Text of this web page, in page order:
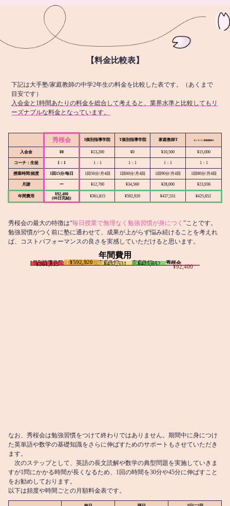
【料金比較表】
下記は大手塾/家庭教師の中学2年生の料金を比較した表です。（あくまで
目安です）
入会金と1時間あたりの料金を総合して考えると、業界水準と比較してもリ
ーズナブルな料金となっています。
秀桜会 I個別指導学院 T個別指導学院 家庭教師T オンライン家庭教師M
入会金 ¥0 ¥13,200 ¥0 ¥10,500 ¥15,000
コーチ：生徒 1：1 1：1 1：1 1：1 1：1
授業時間/頻度 1回15分/毎日 1回50分/月4回 1回60分/月4回 1回90分/月4回 1回80分/月4回
月謝 ー ¥12,700 ¥34,560 ¥28,000 ¥23,936
年間費用
¥92,400
(66日完結)
¥361,815 ¥592,920 ¥437,531 ¥425,652
秀桜会の最大の特徴は“毎日授業で無理なく勉強習慣が身につく ”ことです。
勉強習慣がつく前に塾に通わせて、成果が上がらず悩み続けることを考えれ
ば、コストパフォーマンスの良さを実感していただけると思います。
年間費用
I個別指導学院
¥361,815 T個別指導学院
¥592,920 家庭教師T
¥437,531 家庭教師M
¥425,652 秀桜会
¥92,400
なお、秀桜会は勉強習慣をつけて終わりではありません。期間中に身につけ
た英単語や数学の基礎知識をさらに伸ばすためのサポートもさせていただき
ます。
次のステップとして、英語の長文読解や数学の典型問題を実施していきま
すが1問にかかる時間が長くなるため、1回の時間を30分や45分に伸ばすこと
をお勧めしております。
以下は頻度や時間ごとの月額料金表です。